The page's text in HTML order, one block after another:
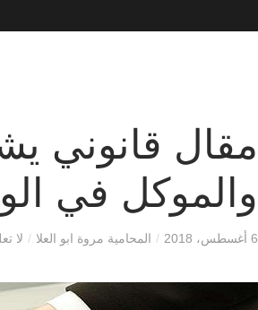
مقال قانوني
والموكل في
6 أغسطس، 2018 / المحامية مروة ابو العلا / لا